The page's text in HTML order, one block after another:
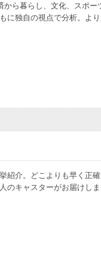
から暮らし、文化、スポー
に独自の視点で分析。よ
紹介。どこよりも早く正
のキャスターがお届けしま